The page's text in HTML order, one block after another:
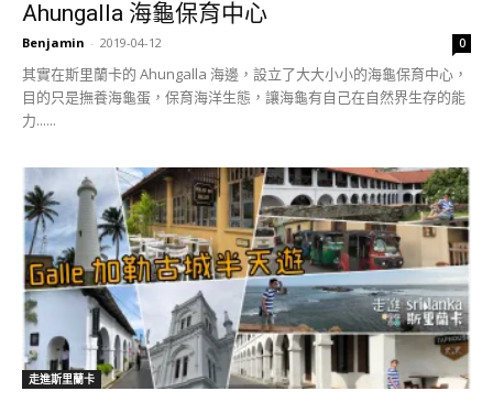
Ahungalla 海龜保育中心
Benjamin - 2019-04-12 0
其實在斯里蘭卡的 Ahungalla 海邊，設立了大大小小的海龜保育中心，
目的只是撫養海龜蛋，保育海洋生態，讓海龜有自己在自然界生存的能
力......
走進斯里蘭卡